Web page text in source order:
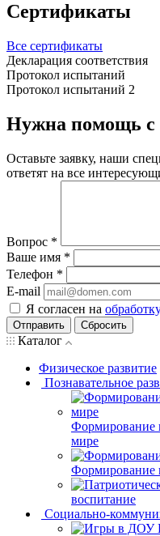
Сертификаты
Все сертификаты
Декларация соответствия
Протокол испытаний
Протокол испытаний 2
Нужна помощь с
Оставьте заявку, наши
ответят на все
Вопрос *
Ваше имя *
Телефон *
E-mail
Я согласен на
Отправить Сбросить
Каталог
Физическое развитие
Познавательное
Формирование
мире
Формирование
воспитание
Социально-